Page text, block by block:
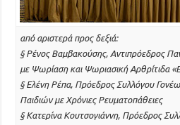
από αριστερά προς δεξιά:
§ Ρένος Βαμβακούσης, Αντιπρόεδρος
με Ψωρίαση και Ψωριασική Αρθρίτιδα
§ Ελένη Ρέπα, Πρόεδρος Συλλόγου
Παιδιών με Χρόνιες Ρευματοπάθειες
§ Κατερίνα Κουτσογιάννη, Πρόεδρος